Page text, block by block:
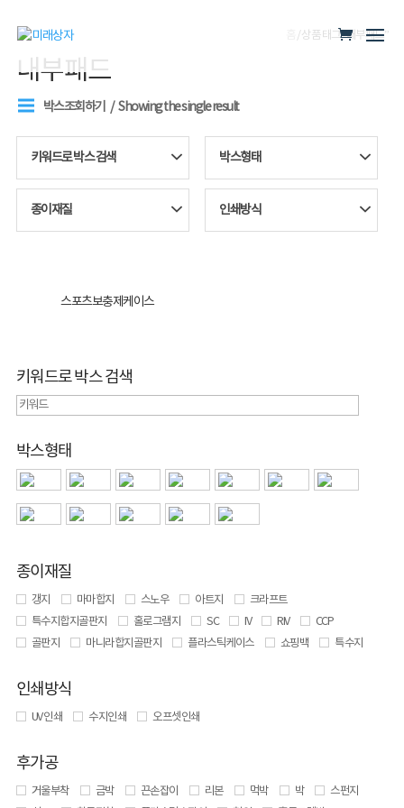
/ 상품 태그 “내부패드”
내부패드
박스조회하기 Showing the single result
키워드로 박스 검색 박스형태
종이재질 인쇄방식
스포츠보충제케이스
키워드로 박스 검색
박스형태
종이재질
갱지 마마합지 스노우 아트지
크라프트
특수지합지골판지
홀로그램지 SC IV RIV
CCP
골판지
마니라합지골판지 플라스틱케이스 쇼핑백 특수지
인쇄방식
UV 인쇄 수지인쇄 오프셋인쇄
후가공
거울부착 금박 끈손잡이 리본 먹박 박
스펀지